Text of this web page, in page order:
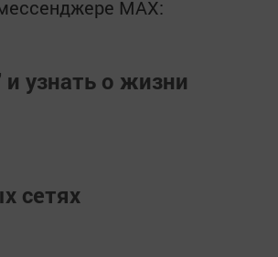
MАХ:
и узнать о жизни
сетях